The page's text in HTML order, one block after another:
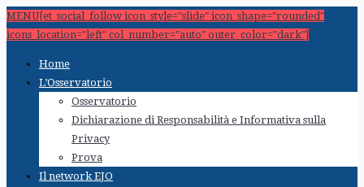
MENU[et_social_follow icon_style="slide" icon_shape="rounded"
icons_location="left" col_number="auto" outer_color="dark"]
Home
L’Osservatorio
Osservatorio
Dichiarazione di Responsabilità e Informativa sulla
Privacy
Prova
Il network EJO